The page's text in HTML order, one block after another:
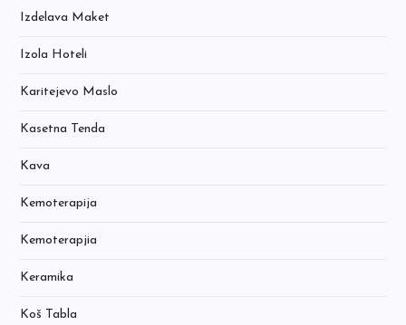
Izdelava Maket
Izola Hoteli
Karitejevo Maslo
Kasetna Tenda
Kava
Kemoterapija
Kemoterapjia
Keramika
Koš Tabla